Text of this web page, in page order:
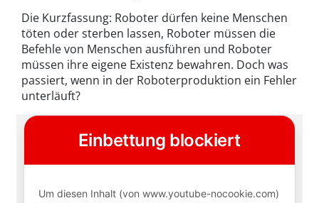
Die Kurzfassung: Roboter dürfen keine Menschen
töten oder sterben lassen, Roboter müssen die
Befehle von Menschen ausführen und Roboter
müssen ihre eigene Existenz bewahren. Doch was
passiert, wenn in der Roboterproduktion ein Fehler
unterläuft?